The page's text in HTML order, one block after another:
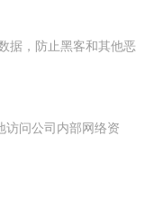
据，防止黑客和其他恶
访问公司内部网络资